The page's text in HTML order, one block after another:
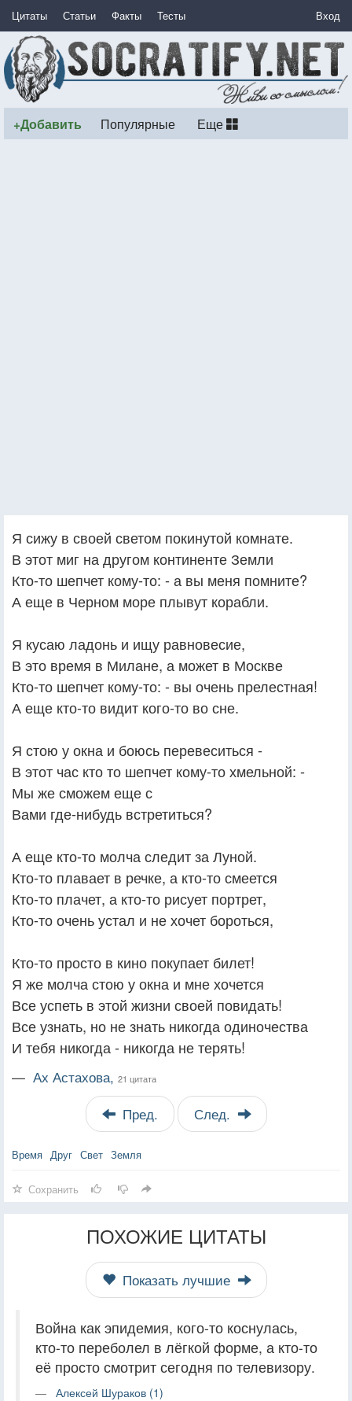
Цитаты Статьи Факты Тесты Вход
+Добавить Популярные Еще
Я сижу в своей светом покинутой комнате.
В этот миг на другом континенте Земли
Кто-то шепчет кому-то: - а вы меня помните?
А еще в Черном море плывут корабли.
Я кусаю ладонь и ищу равновесие,
В это время в Милане, а может в Москве
Кто-то шепчет кому-то: - вы очень прелестная!
А еще кто-то видит кого-то во сне.
Я стою у окна и боюсь перевеситься -
В этот час кто то шепчет кому-то хмельной: -
Мы же сможем еще с
Вами где-нибудь встретиться?
А еще кто-то молча следит за Луной.
Кто-то плавает в речке, а кто-то смеется
Кто-то плачет, а кто-то рисует портрет,
Кто-то очень устал и не хочет бороться,
Кто-то просто в кино покупает билет!
Я же молча стою у окна и мне хочется
Все успеть в этой жизни своей повидать!
Все узнать, но не знать никогда одиночества
И тебя никогда - никогда не терять!
— Ах Астахова, 21 цитата
Пред. След.
Время Друг Свет Земля
Сохранить
ПОХОЖИЕ ЦИТАТЫ
Показать лучшие
Война как эпидемия, кого-то коснулась,
кто-то переболел в лёгкой форме, а кто-то
её просто смотрит сегодня по телевизору.
Алексей Шураков (1)